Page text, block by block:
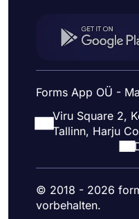
Forms App OÜ -
Viru Square 2,
Tallinn, Harju
© 2018 - 2026
vorbehalten.